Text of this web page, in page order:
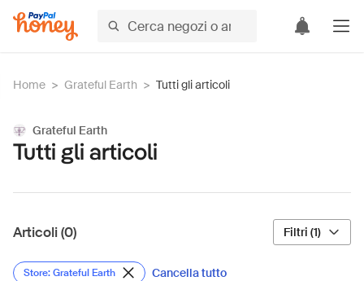
Home > Grateful Earth > Tutti gli articoli
Grateful Earth
Tutti gli articoli
Articoli (0) Filtri (1)
Store: Grateful Earth Cancella tutto